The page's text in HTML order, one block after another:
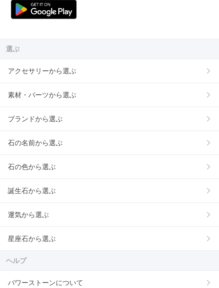
選ぶ
アクセサリーから選ぶ
素材・パーツから選ぶ
ブランドから選ぶ
石の名前から選ぶ
石の色から選ぶ
誕生石から選ぶ
運気から選ぶ
星座石から選ぶ
ヘルプ
パワーストーンについて